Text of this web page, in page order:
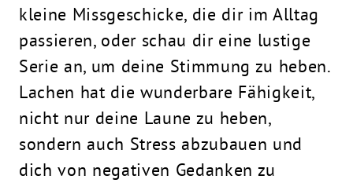
kleine Missgeschicke, die dir im Alltag
passieren, oder schau dir eine lustige
Serie an, um deine Stimmung zu heben.
Lachen hat die wunderbare Fähigkeit,
nicht nur deine Laune zu heben,
sondern auch Stress abzubauen und
dich von negativen Gedanken zu